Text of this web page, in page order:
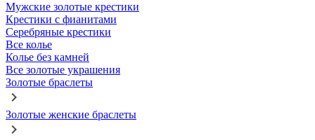
Мужские золотые крестики
Крестики с фианитами
Серебряные крестики
Все колье
Колье без камней
Все золотые украшения
Золотые браслеты
Золотые женские браслеты